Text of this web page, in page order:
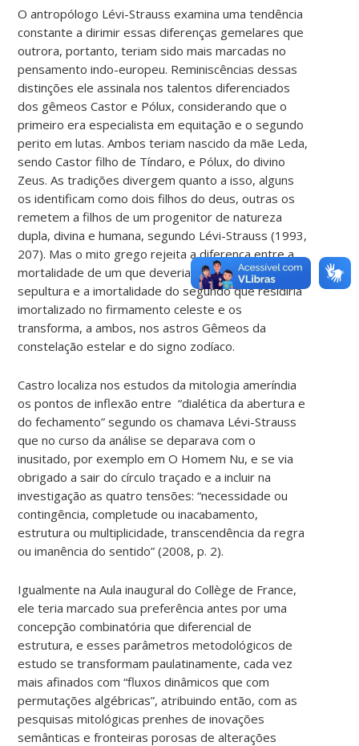
O antropólogo Lévi-Strauss examina uma tendência
constante a dirimir essas diferenças gemelares que
outrora, portanto, teriam sido mais marcadas no
pensamento indo-europeu. Reminiscências dessas
distinções ele assinala nos talentos diferenciados
dos gêmeos Castor e Pólux, considerando que o
primeiro era especialista em equitação e o segundo
perito em lutas. Ambos teriam nascido da mãe Leda,
sendo Castor filho de Tíndaro, e Pólux, do divino
Zeus. As tradições divergem quanto a isso, alguns
os identificam como dois filhos do deus, outras os
remetem a filhos de um progenitor de natureza
dupla, divina e humana, segundo Lévi-Strauss (1993,
207). Mas o mito grego rejeita a diferença entre a
mortalidade de um que deveria habitar uma
sepultura e a imortalidade do segundo que residiria
imortalizado no firmamento celeste e os
transforma, a ambos, nos astros Gêmeos da
constelação estelar e do signo zodíaco.
Castro localiza nos estudos da mitologia ameríndia
os pontos de inflexão entre “dialética da abertura e
do fechamento” segundo os chamava Lévi-Strauss
que no curso da análise se deparava com o
inusitado, por exemplo em O Homem Nu, e se via
obrigado a sair do círculo traçado e a incluir na
investigação as quatro tensões: “necessidade ou
contingência, completude ou inacabamento,
estrutura ou multiplicidade, transcendência da regra
ou imanência do sentido” (2008, p. 2).
Igualmente na Aula inaugural do Collège de France,
ele teria marcado sua preferência antes por uma
concepção combinatória que diferencial de
estrutura, e esses parâmetros metodológicos de
estudo se transformam paulatinamente, cada vez
mais afinados com “fluxos dinâmicos que com
permutações algébricas”, atribuindo então, com as
pesquisas mitológicas prenhes de inovações
semânticas e fronteiras porosas de alterações